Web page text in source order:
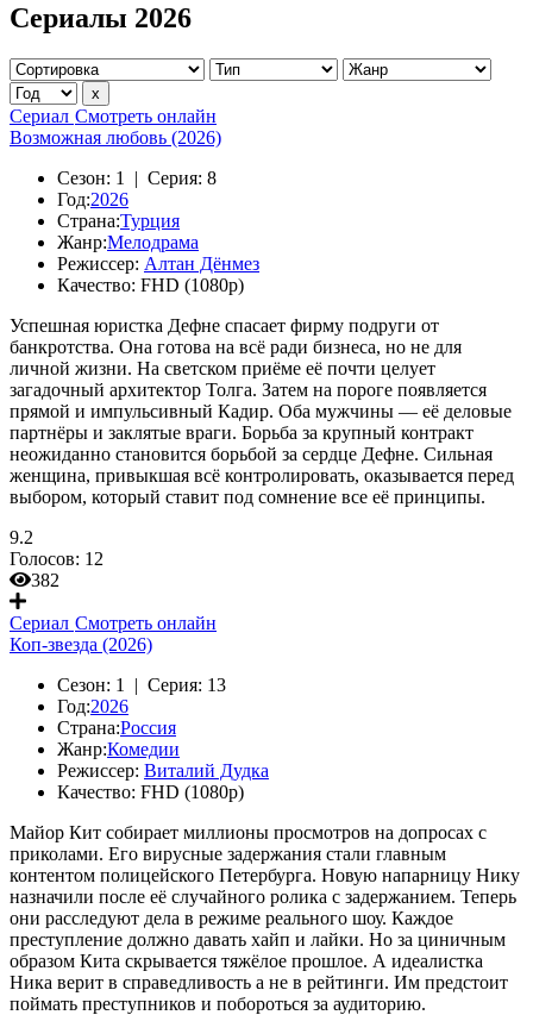
Сериалы 2026
Сериал Смотреть онлайн
Возможная любовь (2026)
Сезон: 1 | Серия: 8
Год:2026
Страна:Турция
Жанр:Мелодрама
Режиссер: Алтан Дёнмез
Качество: FHD (1080p)
Успешная юристка Дефне спасает фирму подруги от
банкротства. Она готова на всё ради бизнеса, но не для
личной жизни. На светском приёме её почти целует
загадочный архитектор Толга. Затем на пороге появляется
прямой и импульсивный Кадир. Оба мужчины — её деловые
партнёры и заклятые враги. Борьба за крупный контракт
неожиданно становится борьбой за сердце Дефне. Сильная
женщина, привыкшая всё контролировать, оказывается перед
выбором, который ставит под сомнение все её принципы.
9.2
Голосов: 12
382
Сериал Смотреть онлайн
Коп-звезда (2026)
Сезон: 1 | Серия: 13
Год:2026
Страна:Россия
Жанр:Комедии
Режиссер: Виталий Дудка
Качество: FHD (1080p)
Майор Кит собирает миллионы просмотров на допросах с
приколами. Его вирусные задержания стали главным
контентом полицейского Петербурга. Новую напарницу Нику
назначили после её случайного ролика с задержанием. Теперь
они расследуют дела в режиме реального шоу. Каждое
преступление должно давать хайп и лайки. Но за циничным
образом Кита скрывается тяжёлое прошлое. А идеалистка
Ника верит в справедливость а не в рейтинги. Им предстоит
поймать преступников и побороться за аудиторию.